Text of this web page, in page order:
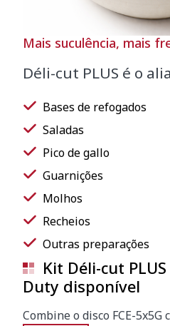
Mais suculência, mais
Déli-cut PLUS é o
Bases de refogados
Saladas
Pico de gallo
Guarnições
Molhos
Recheios
Outras preparações
Kit Déli-cut
Duty disponível
Combine o disco FCE-5x5G